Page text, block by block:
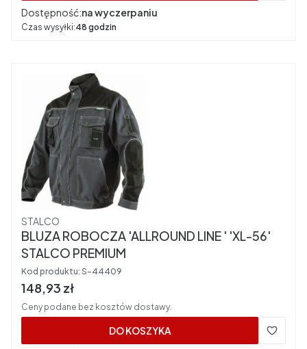
Dostępność:na wyczerpaniu
Czas wysyłki:48 godzin
Producent
STALCO
BLUZA ROBOCZA 'ALLROUND LINE ' 'XL-56'
STALCO PREMIUM
Kod produktu: S-44409
Cena brutto
148,93 zł
Ceny podane bez kosztów dostawy.
DO KOSZYKA